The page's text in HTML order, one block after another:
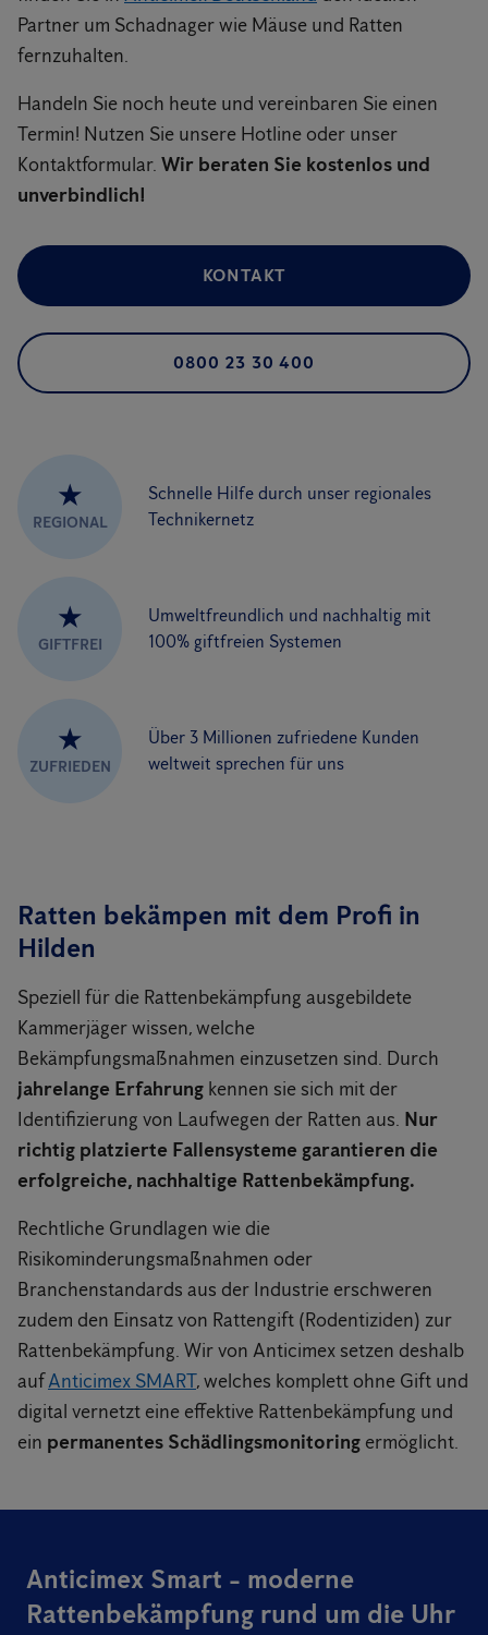
Partner um Schadnager wie Mäuse und Ratten
fernzuhalten.
Handeln Sie noch heute und vereinbaren Sie einen
Termin! Nutzen Sie unsere Hotline oder unser
Kontaktformular. Wir beraten Sie kostenlos und
unverbindlich!
KONTAKT
0800 23 30 400
★
REGIONAL
Schnelle Hilfe durch unser regionales
Technikernetz
★
GIFTFREI
Umweltfreundlich und nachhaltig mit
100% giftfreien Systemen
★
ZUFRIEDEN
Über 3 Millionen zufriedene Kunden
weltweit sprechen für uns
Ratten bekämpen mit dem Profi in
Hilden
Speziell für die Rattenbekämpfung ausgebildete
Kammerjäger wissen, welche
Bekämpfungsmaßnahmen einzusetzen sind. Durch
jahrelange Erfahrung kennen sie sich mit der
Identifizierung von Laufwegen der Ratten aus. Nur
richtig platzierte Fallensysteme garantieren die
erfolgreiche, nachhaltige Rattenbekämpfung.
Rechtliche Grundlagen wie die
Risikominderungsmaßnahmen oder
Branchenstandards aus der Industrie erschweren
zudem den Einsatz von Rattengift (Rodentiziden) zur
Rattenbekämpfung. Wir von Anticimex setzen deshalb
aufAnticimex SMART, welches komplett ohne Gift und
digital vernetzt eine effektive Rattenbekämpfung und
ein permanentes Schädlingsmonitoring ermöglicht.
Anticimex Smart - moderne
Rattenbekämpfung rund um die Uhr